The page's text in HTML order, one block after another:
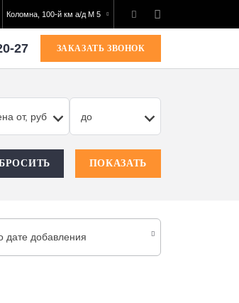
Коломна, 100-й км а/д М 5
27 ЗАКАЗАТЬ ЗВОНОК
от, руб до
ПОКАЗАТЬ
дате добавления